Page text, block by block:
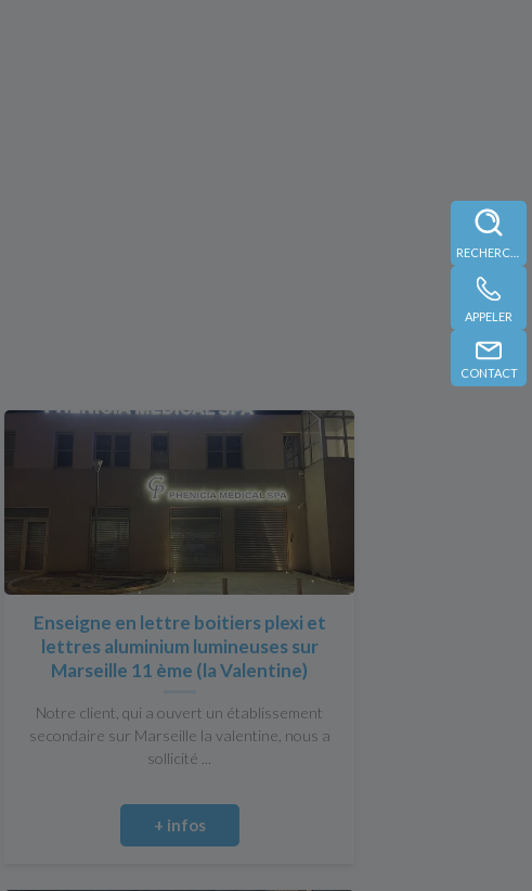
APPELER
CONTACT
Enseigne en lettre boitiers plexi et
lettres aluminium lumineuses sur
Marseille 11 ème (la Valentine)
Notre client, qui a ouvert un établissement
secondaire sur Marseille la valentine, nous a
sollicité ...
+ infos